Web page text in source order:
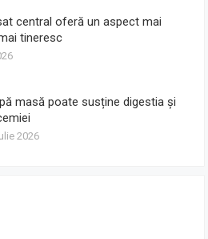
central oferă un aspect mai
tineresc
masă poate susține digestia și
2026